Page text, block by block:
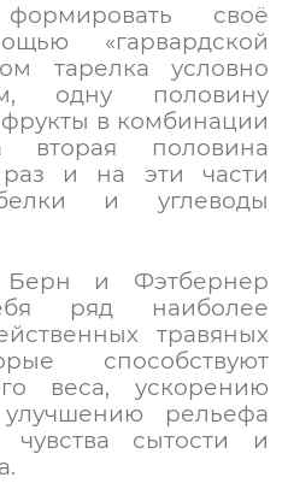
своё
«гарвардской
тарелка условно
одну половину
в комбинации
вторая половина
и на эти части
и углеводы
и Фэтбернер
ряд наиболее
травяных
способствуют
веса, ускорению
рельефа
сытости и